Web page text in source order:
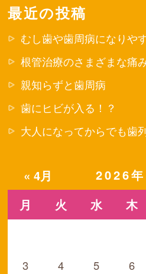
最近の投稿
むし歯や歯周病になりや
根管治療のさまざまな痛
親知らずと歯周病
歯にヒビが入る！？
大人になってからでも歯
2026年
月
火 水 木
« 4月
3
4 5 6